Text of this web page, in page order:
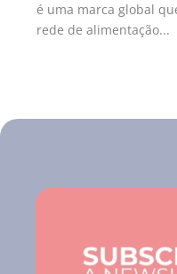
é uma marca global
rede de alimentação...